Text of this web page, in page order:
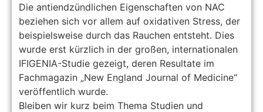
Die antiendzündlichen Eigenschaften von NAC
beziehen sich vor allem auf oxidativen Stress, der
beispielsweise durch das Rauchen entsteht. Dies
wurde erst kürzlich in der großen, internationalen
IFIGENIA-Studie gezeigt, deren Resultate im
Fachmagazin „New England Journal of Medicine“
veröffentlich wurde.
Bleiben wir kurz beim Thema Studien und